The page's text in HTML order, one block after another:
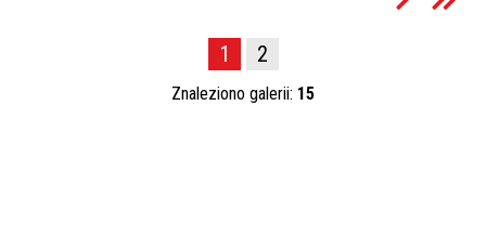
1 2
Znaleziono galerii: 15